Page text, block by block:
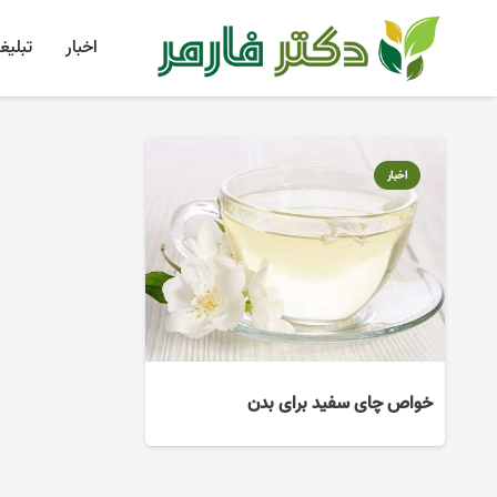
اخبار
اخبار
خواص چای سفید برای بدن